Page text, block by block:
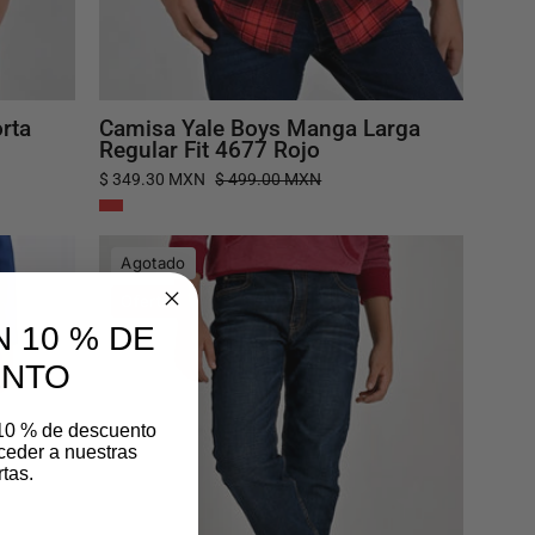
Camisa Yale Boys Manga Larga
Regular Fit 4677 Rojo
$ 349.30 MXN $ 499.00 MXN
Pantalón
de
Yale
Slim
Fit
3641
Agotado
Oferta
10 % DE
% de descuento
a nuestras